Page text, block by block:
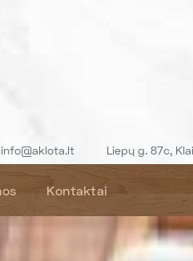
info@aklota.lt Liepų g. 87c,
Kontaktai